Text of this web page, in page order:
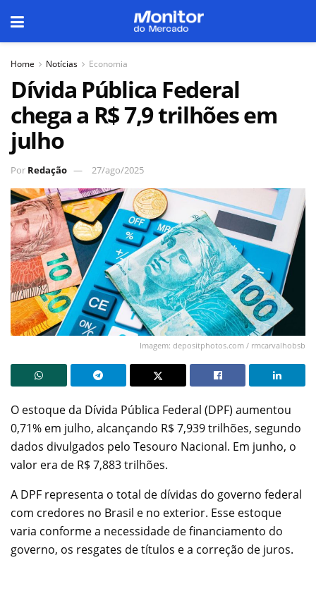
Home Notícias Economia
Dívida Pública Federal
chega a R$ 7,9 trilhões em
julho
Por Redação 27/ago/2025
Imagem: depositphotos.com / rmcarvalhobsb
O estoque da Dívida Pública Federal (DPF) aumentou
0,71% em julho, alcançando R$ 7,939 trilhões, segundo
dados divulgados pelo Tesouro Nacional. Em junho, o
valor era de R$ 7,883 trilhões.
A DPF representa o total de dívidas do governo federal
com credores no Brasil e no exterior. Esse estoque
varia conforme a necessidade de financiamento do
governo, os resgates de títulos e a correção de juros.